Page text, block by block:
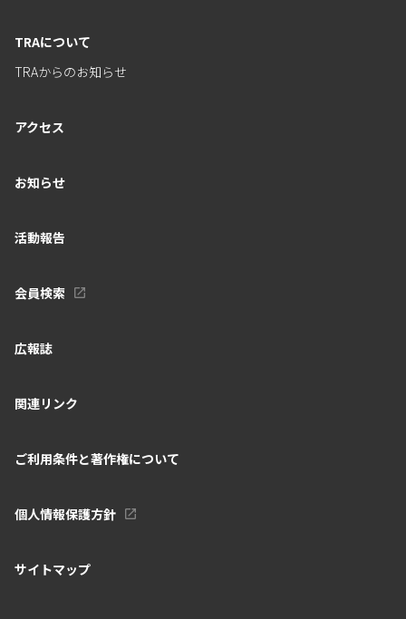
TRAについて
TRAからのお知らせ
アクセス
お知らせ
活動報告
会員検索
広報誌
関連リンク
ご利用条件と著作権について
個人情報保護方針
サイトマップ